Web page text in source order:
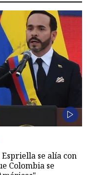
se alía con
Colombia se